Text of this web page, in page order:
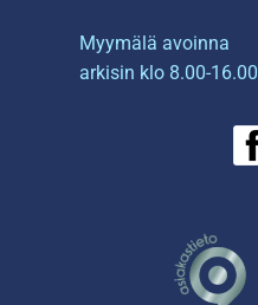
Myymälä avoinna
arkisin klo 8.00-16.00